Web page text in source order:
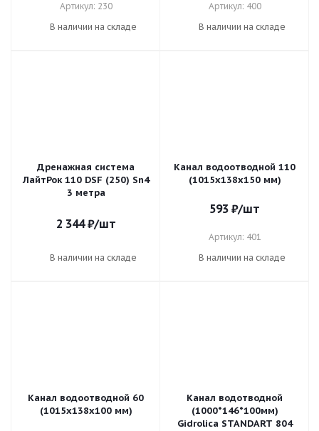
Артикул: 230
В наличии на складе
Артикул: 400
В наличии на складе
Дренажная система
ЛайтРок 110 DSF (250) Sn4
3 метра
2 344₽/шт
В наличии на складе
Канал водоотводной 110
(1015х138х150 мм)
593 ₽/шт
Артикул: 401
В наличии на складе
Канал водоотводной 60
(1015х138х100 мм)
Канал водотводной
(1000*146*100мм)
Gidrolica STANDART 804